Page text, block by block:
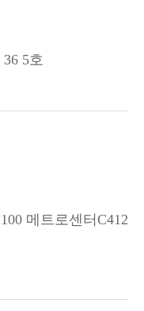
5호
메트로센터C412